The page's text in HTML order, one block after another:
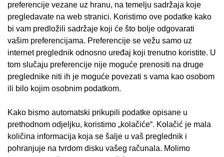
preferencije vezane uz hranu, na temelju sadržaja koje
pregledavate na web stranici. Koristimo ove podatke kako
bi vam predložili sadržaje koji će što bolje odgovarati
vašim preferencijama. Preferencije se vežu samo uz
internet preglednik odnosno uređaj koji trenutno koristite. U
tom slučaju preferencije nije moguće prenositi na druge
preglednike niti ih je moguće povezati s vama kao osobom
ili bilo kojim osobnim podatkom.
Kako bismo automatski prikupili podatke opisane u
prethodnom odjeljku, koristimo „kolačiće“. Kolačić je mala
količina informacija koja se šalje u vaš preglednik i
pohranjuje na tvrdom disku vašeg računala. Molimo